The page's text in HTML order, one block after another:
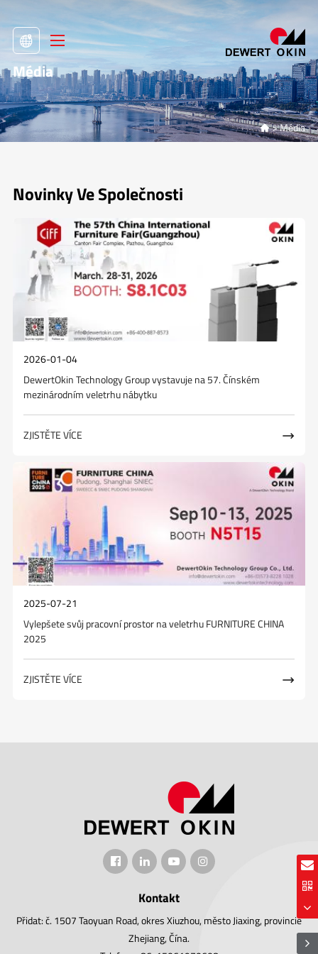
Média
 >Média
Novinky Ve Společnosti
2026-01-04
DewertOkin Technology Group vystavuje na 57. Čínském
mezinárodním veletrhu nábytku
ZJISTĚTE VÍCE 
2025-07-21
Vylepšete svůj pracovní prostor na veletrhu FURNITURE CHINA
2025
ZJISTĚTE VÍCE 
Kontakt
Přidat: č. 1507 Taoyuan Road, okres Xiuzhou, město Jiaxing, provincie
Zhejiang, Čína.